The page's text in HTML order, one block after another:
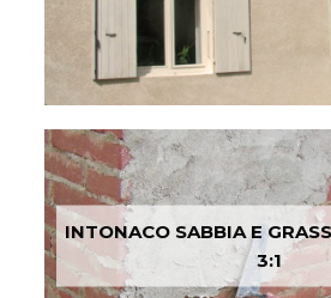
INTONACO SABBIA E
3:1